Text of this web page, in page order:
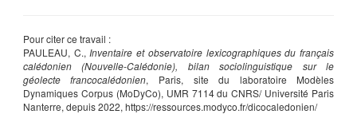
Pour citer ce travail :
PAULEAU, C., Inventaire et observatoire lexicographiques du français
calédonien (Nouvelle-Calédonie), bilan sociolinguistique sur le
géolecte francocalédonien, Paris, site du laboratoire Modèles
Dynamiques Corpus (MoDyCo), UMR 7114 du CNRS/ Université Paris
Nanterre, depuis 2022, https://ressources.modyco.fr/dicocaledonien/